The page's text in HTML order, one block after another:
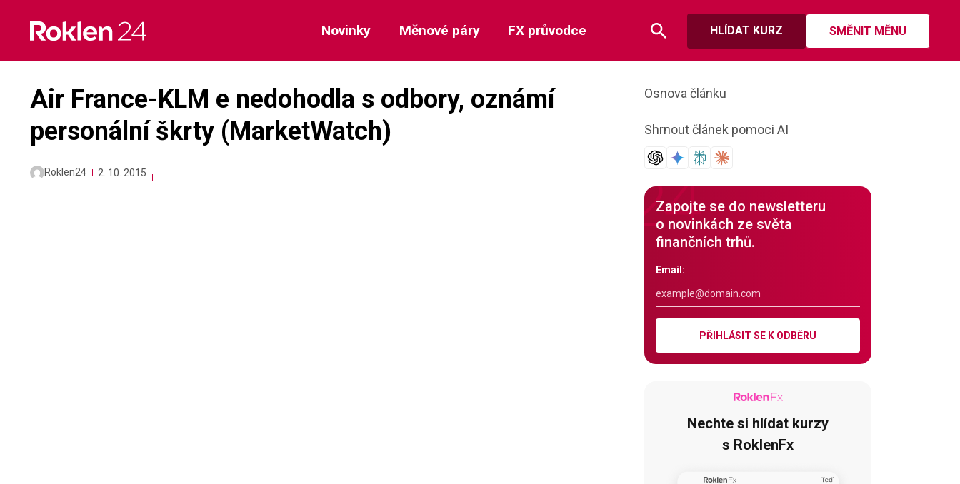
content
HLÍDAT KURZ SMĚNIT MĚNU
Novinky Měnové páry FX průvodce
Air France-KLM e nedohodla s odbory, oznámí
personální škrty (MarketWatch)
Roklen24 2. 10. 2015
Osnova článku
Shrnout článek pomoci AI
Zapojte se do newsletteru
o novinkách ze světa
finančních trhů.
Email:
PŘIHLÁSIT SE K ODBĚRU
Nechte si hlídat kurzy
s RoklenFx